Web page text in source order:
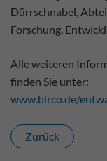
Dürrschnabel,
Forschung,
Alle weiteren
finden Sie unter:
www.birco.de/
Zurück